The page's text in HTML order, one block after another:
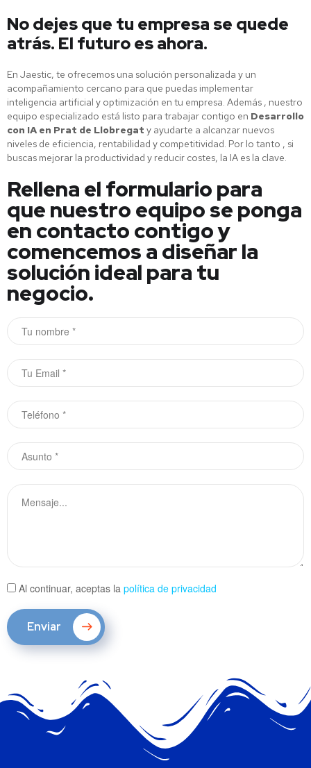
No dejes que tu empresa se quede
atrás. El futuro es ahora.
En Jaestic, te ofrecemos una solución personalizada y un
acompañamiento cercano para que puedas implementar
inteligencia artificial y optimización en tu empresa. Además , nuestro
equipo especializado está listo para trabajar contigo en Desarrollo
con IA en Prat de Llobregat y ayudarte a alcanzar nuevos
niveles de eficiencia, rentabilidad y competitividad. Por lo tanto , si
buscas mejorar la productividad y reducir costes, la IA es la clave.
Rellena el formulario para
que nuestro equipo se ponga
en contacto contigo y
comencemos a diseñar la
solución ideal para tu
negocio.
Al continuar, aceptas la política de privacidad
Enviar